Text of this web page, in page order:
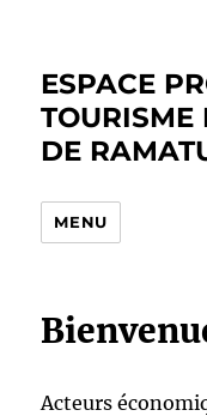
ESPACE
TOURISME
DE
MENU
Acteurs